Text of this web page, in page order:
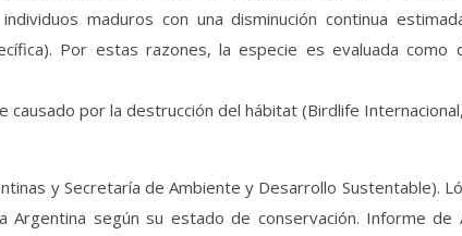
maduros con una disminución continua
Por estas razones, la especie es evaluada como
por la destrucción del hábitat (Birdlife
y Secretaría de Ambiente y Desarrollo Sustentable).
Argentina según su estado de conservación. Informe